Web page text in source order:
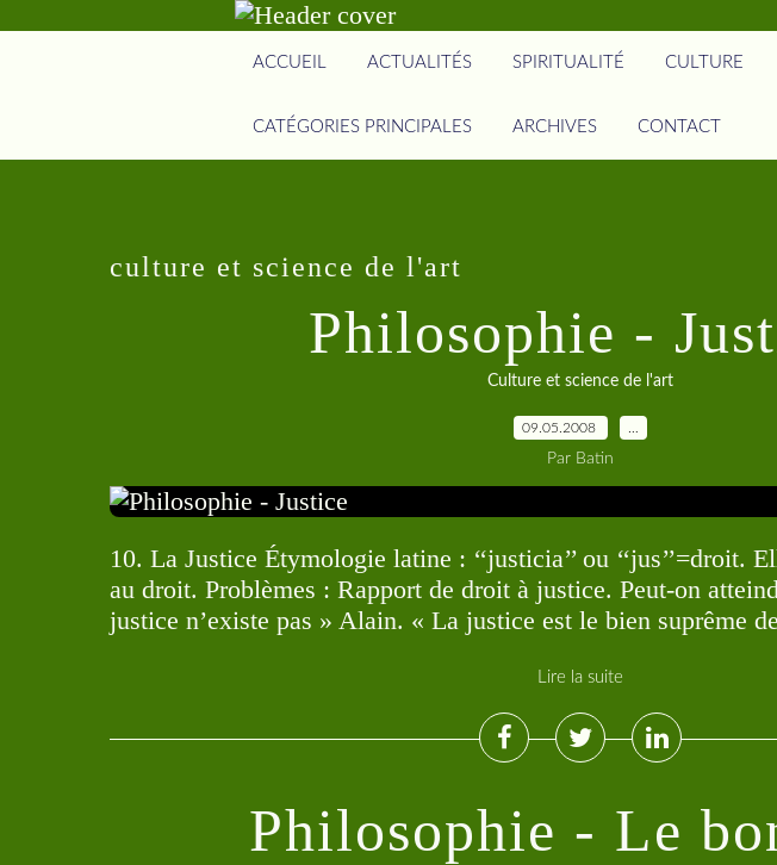
ACCUEIL ACTUALITÉS SPIRITUALITÉ CULTURE
CATÉGORIES PRINCIPALES ARCHIVES CONTACT
culture et science de l'art
Philosophie -
Culture et science de l'art
09.05.2008
Par Batin
10. La Justice Étymologie latine : ‘‘justicia’’ ou ‘‘jus’’=droit.
au droit. Problèmes : Rapport de droit à justice. Peut-on
justice n’existe pas » Alain. « La justice est le bien suprême
Lire la suite
Philosophie - Le